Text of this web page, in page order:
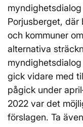
Porjusberget, där
och kommuner
alternativa
gick vidare med
pågick under
2022 var det
förslagen. Ta